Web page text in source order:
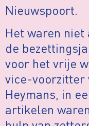
Nieuwspoort.
Het waren
de
voor het vrije
vice-voorzitter
Heymans, in
artikelen